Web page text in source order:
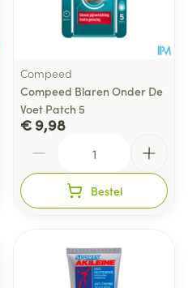
Compeed
Compeed Blaren Onder De
Voet Patch 5
€ 9,98
Bestel